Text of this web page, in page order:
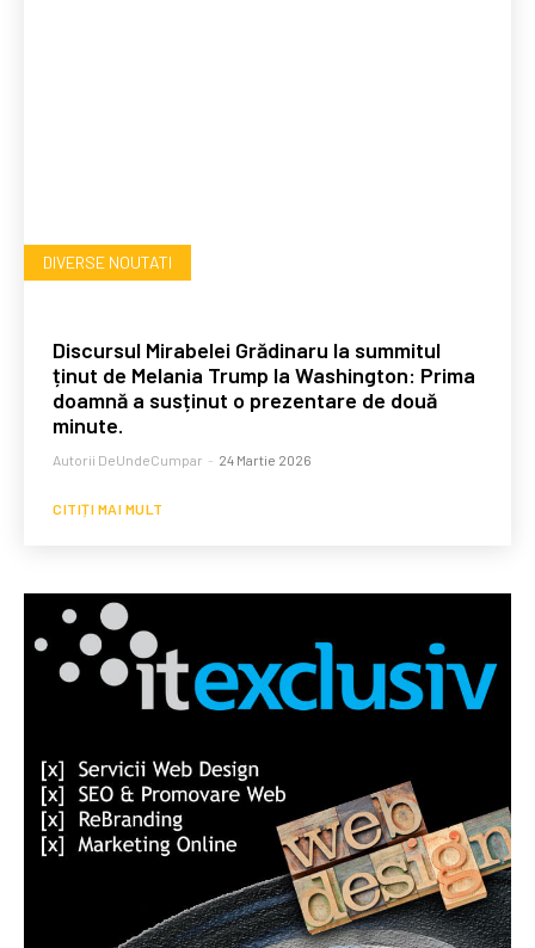
DIVERSE NOUTATI
Discursul Mirabelei Grădinaru la summitul
ținut de Melania Trump la Washington: Prima
doamnă a susținut o prezentare de două
minute.
Autorii DeUndeCumpar - 24 Martie 2026
CITIȚI MAI MULT